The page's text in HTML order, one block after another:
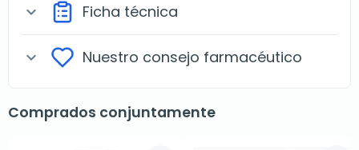
expand_more Ficha técnica
expand_more Nuestro consejo farmacéutico
Comprados conjuntamente